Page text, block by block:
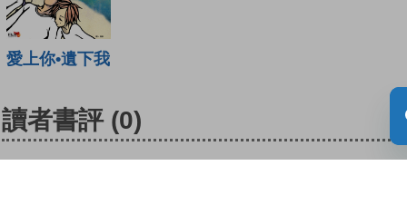
愛上你•遺下我
讀者書評 (0)